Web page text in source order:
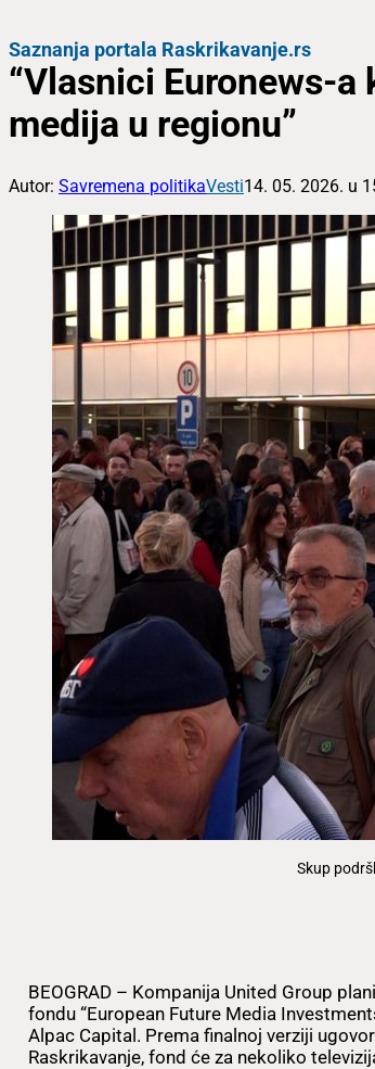
Saznanja portala Raskrikavanje.rs
“Vlasnici Euronews-a
medija u regionu”
Autor: Savremena politikaVesti14. 05. 2026. u
Skup
BEOGRAD – Kompanija United Group
fondu “European Future Media
Alpac Capital. Prema finalnoj verziji
Raskrikavanje, fond će za nekoliko